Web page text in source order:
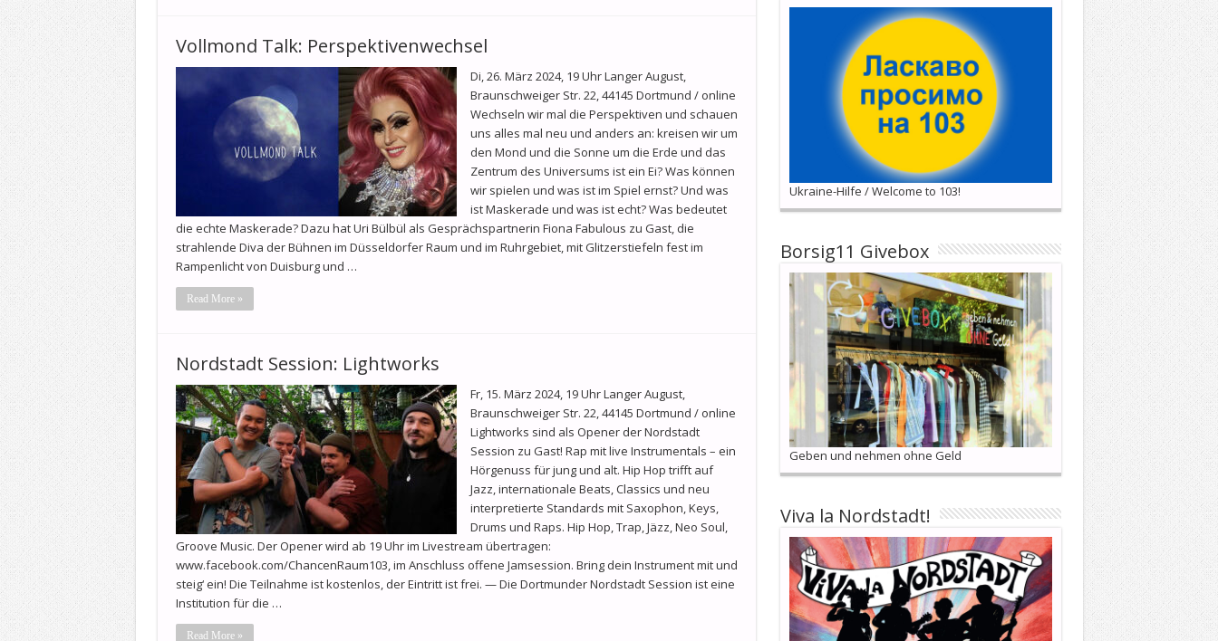
Vollmond Talk: Perspektivenwechsel
Di, 26. März 2024, 19 Uhr Langer August,
Braunschweiger Str. 22, 44145 Dortmund / online
Wechseln wir mal die Perspektiven und schauen
uns alles mal neu und anders an: kreisen wir um
den Mond und die Sonne um die Erde und das
Zentrum des Universums ist ein Ei? Was können
wir spielen und was ist im Spiel ernst? Und was
ist Maskerade und was ist echt? Was bedeutet
die echte Maskerade? Dazu hat Uri Bülbül als Gesprächspartnerin Fiona Fabulous zu Gast, die
strahlende Diva der Bühnen im Düsseldorfer Raum und im Ruhrgebiet, mit Glitzerstiefeln fest im
Rampenlicht von Duisburg und …
Read More »
Nordstadt Session: Lightworks
Fr, 15. März 2024, 19 Uhr Langer August,
Braunschweiger Str. 22, 44145 Dortmund / online
Lightworks sind als Opener der Nordstadt
Session zu Gast! Rap mit live Instrumentals – ein
Hörgenuss für jung und alt. Hip Hop trifft auf
Jazz, internationale Beats, Classics und neu
interpretierte Standards mit Saxophon, Keys,
Drums und Raps. Hip Hop, Trap, Jäzz, Neo Soul,
Groove Music. Der Opener wird ab 19 Uhr im Livestream übertragen:
www.facebook.com/ChancenRaum103, im Anschluss offene Jamsession. Bring dein Instrument mit und
steig‘ ein! Die Teilnahme ist kostenlos, der Eintritt ist frei. — Die Dortmunder Nordstadt Session ist eine
Institution für die …
Read More »
Ukraine-Hilfe / Welcome to 103!
Borsig11 Givebox
Geben und nehmen ohne Geld
Viva la Nordstadt!